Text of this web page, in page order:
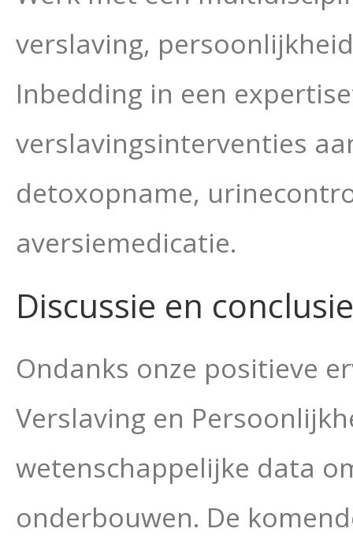
verslaving,
Inbedding in een
verslavingsinterventies
detoxopname,
aversiemedicatie.
Discussie en conclusie
Ondanks onze positieve
Verslaving en
wetenschappelijke data
onderbouwen. De